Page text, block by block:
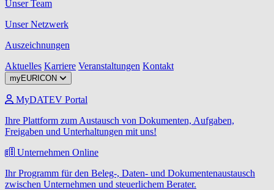
Unser Team
Unser Netzwerk
Auszeichnungen
Aktuelles Karriere Veranstaltungen Kontakt
myEURICON
MyDATEV Portal
Ihre Plattform zum Austausch von Dokumenten, Aufgaben,
Freigaben und Unterhaltungen mit uns!
Unternehmen Online
Ihr Programm für den Beleg-, Daten- und Dokumentenaustausch
zwischen Unternehmen und steuerlichem Berater.